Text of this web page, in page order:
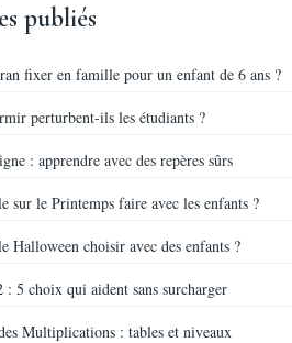
publiés
fixer en famille pour un enfant de 6 ans ?
perturbent-ils les étudiants ?
: apprendre avec des repères sûrs
sur le Printemps faire avec les enfants ?
Halloween choisir avec des enfants ?
: 5 choix qui aident sans surcharger
Multiplications : tables et niveaux